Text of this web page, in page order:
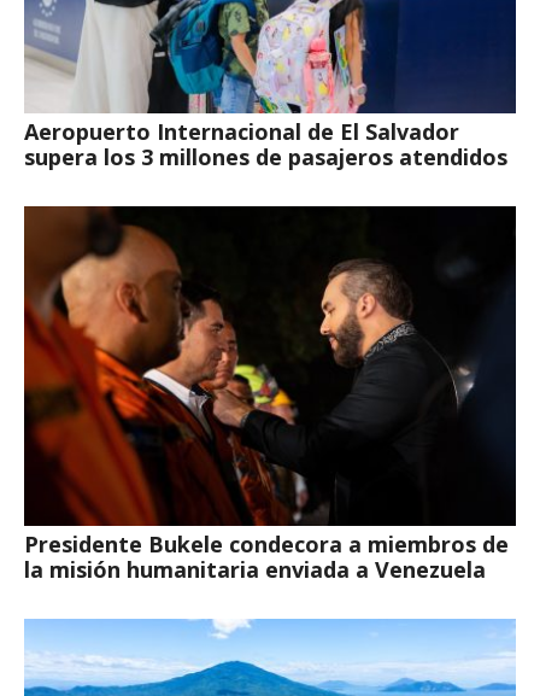
Aeropuerto Internacional de El Salvador
supera los 3 millones de pasajeros atendidos
Presidente Bukele condecora a miembros de
la misión humanitaria enviada a Venezuela